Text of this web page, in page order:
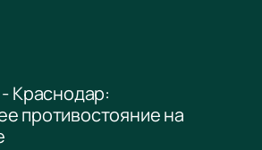
Краснодар:
противостояние на